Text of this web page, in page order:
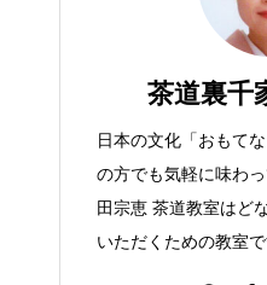
茶道裏千
日本の文化「おもて
の方でも気軽に味わ
田宗恵 茶道教室はど
いただくための教室で